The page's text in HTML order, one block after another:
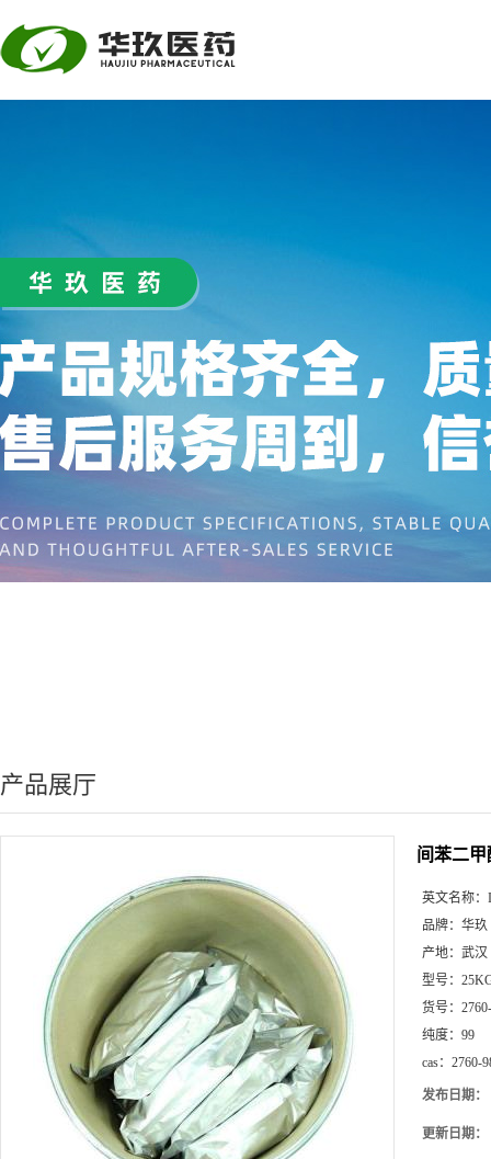
产品展厅
间苯二
英文名称：
品牌： 华玖
产地： 武汉
型号：
货号：
纯度： 99
cas： 2760-
发布日期：
更新日期：